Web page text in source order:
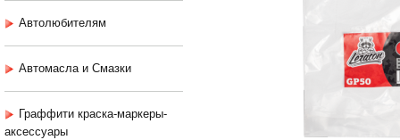
Автолюбителям
Автомасла и Смазки
Граффити краска-маркеры-
аксессуары